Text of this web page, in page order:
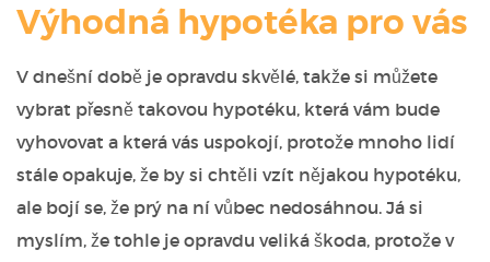
Výhodná hypotéka pro vás
V dnešní době je opravdu skvělé, takže si můžete
vybrat přesně takovou hypotéku, která vám bude
vyhovovat a která vás uspokojí, protože mnoho lidí
stále opakuje, že by si chtěli vzít nějakou hypotéku,
ale bojí se, že prý na ní vůbec nedosáhnou. Já si
myslím, že tohle je opravdu veliká škoda, protože v